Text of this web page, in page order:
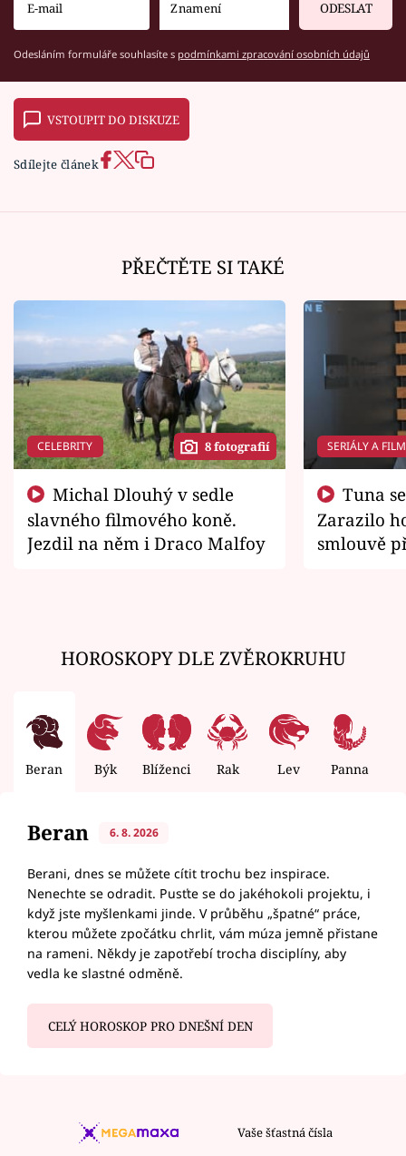
ODESLAT
Odesláním formuláře souhlasíte s podmínkami zpracování osobních údajů
VSTOUPIT DO DISKUZE
Sdílejte článek
PŘEČTĚTE SI TAKÉ
CELEBRITY 8 fotografií
slavného filmového koně.
Jezdil na něm i Draco Malfoy
SERIÁLY A
Zarazilo
smlouvě
HOROSKOPY DLE ZVĚROKRUHU
Beran Býk Blíženci Rak Lev Panna
Beran 6. 8. 2026
Berani, dnes se můžete cítit trochu bez inspirace.
Nenechte se odradit. Pusťte se do jakéhokoli projektu, i
když jste myšlenkami jinde. V průběhu „špatné“ práce,
kterou můžete zpočátku chrlit, vám múza jemně přistane
na rameni. Někdy je zapotřebí trocha disciplíny, aby
vedla ke slastné odměně.
CELÝ HOROSKOP PRO DNEŠNÍ DEN
Vaše šťastná čísla